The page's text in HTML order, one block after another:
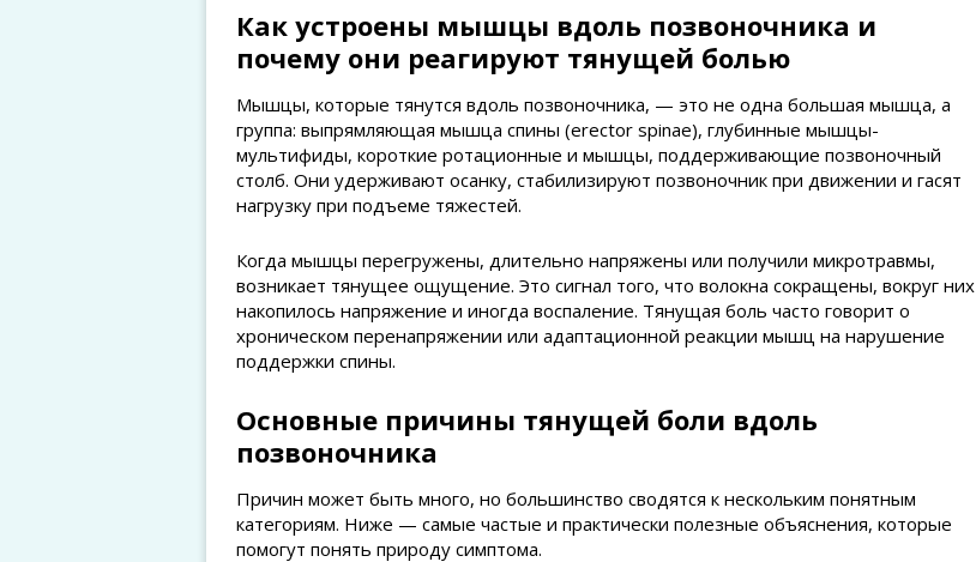
Как устроены мышцы вдоль позвоночника и
почему они реагируют тянущей болью
Мышцы, которые тянутся вдоль позвоночника, — это не одна большая мышца, а
группа: выпрямляющая мышца спины (erector spinae), глубинные мышцы-
мультифиды, короткие ротационные и мышцы, поддерживающие позвоночный
столб. Они удерживают осанку, стабилизируют позвоночник при движении и гасят
нагрузку при подъеме тяжестей.
Когда мышцы перегружены, длительно напряжены или получили микротравмы,
возникает тянущее ощущение. Это сигнал того, что волокна сокращены, вокруг них
накопилось напряжение и иногда воспаление. Тянущая боль часто говорит о
хроническом перенапряжении или адаптационной реакции мышц на нарушение
поддержки спины.
Основные причины тянущей боли вдоль
позвоночника
Причин может быть много, но большинство сводятся к нескольким понятным
категориям. Ниже — самые частые и практически полезные объяснения, которые
помогут понять природу симптома.